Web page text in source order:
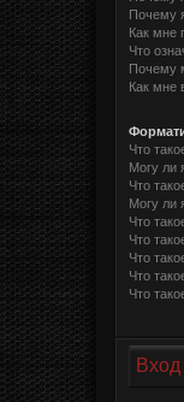
Почему
Как мне
Что
Почему
Как мне
Что
Могу ли
Что
Могу ли
Что
Что
Что
Что
Что